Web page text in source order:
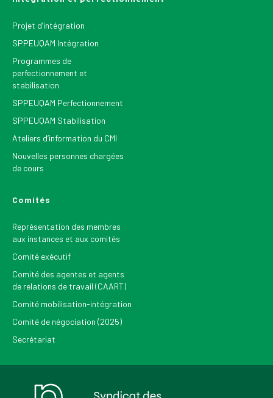
Projet d’intégration
SPPEUQAM Intégration
Programmes de
perfectionnement et
stabilisation
SPPEUQAM Perfectionnement
SPPEUQAM Stabilisation
Ateliers d’information du CMI
Nouvelles personnes chargées
de cours
Comités
Représentation des membres
aux instances et aux comités
Comité exécutif
Comité des agentes et agents
de relations de travail (CAART)
Comité mobilisation-intégration
Comité de négociation (2025)
Secrétariat